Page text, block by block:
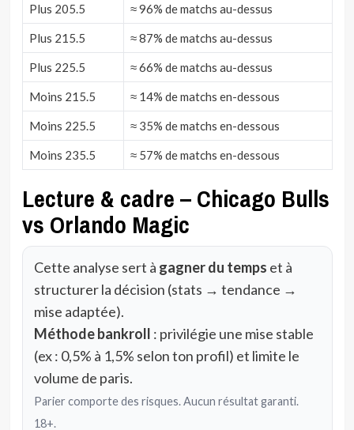
Plus 205.5 ≈ 96% de matchs au-dessus
Plus 215.5 ≈ 87% de matchs au-dessus
Plus 225.5 ≈ 66% de matchs au-dessus
Moins 215.5 ≈ 14% de matchs en-dessous
Moins 225.5 ≈ 35% de matchs en-dessous
Moins 235.5 ≈ 57% de matchs en-dessous
Lecture & cadre – Chicago Bulls
vs Orlando Magic
Cette analyse sert à gagner du temps et à
structurer la décision (stats → tendance →
mise adaptée).
Méthode bankroll : privilégie une mise stable
(ex : 0,5% à 1,5% selon ton profil) et limite le
volume de paris.
Parier comporte des risques. Aucun résultat garanti.
18+.